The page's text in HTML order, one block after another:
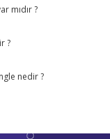
mıdır ?
?
nedir ?